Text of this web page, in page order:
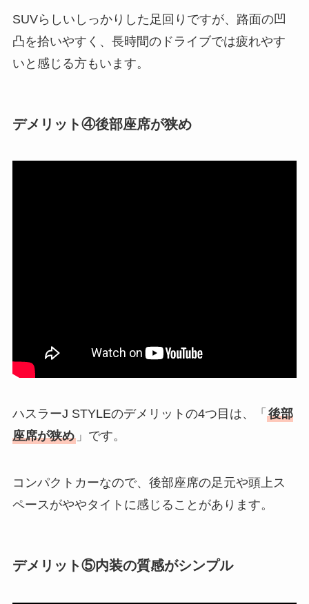
SUVらしいしっかりした足回りですが、路面の凹
凸を拾いやすく、長時間のドライブでは疲れやす
いと感じる方もいます。
デメリット④後部座席が狭め
ハスラーJ STYLEのデメリットの4つ目は、「 後部
座席が狭め」です。
コンパクトカーなので、後部座席の足元や頭上ス
ペースがややタイトに感じることがあります。
デメリット⑤内装の質感がシンプル